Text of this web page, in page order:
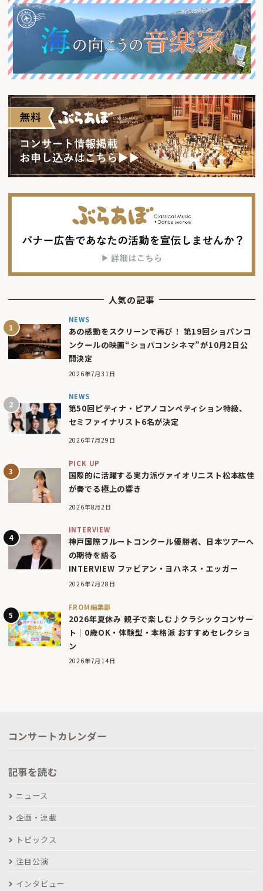
人気の記事
NEWS
あの感動をスクリーンで再び！ 第19回ショパンコ
ンクールの映画“ショパコンシネマ”が10月2日公
開決定
2026年7月31日
NEWS
第50回ピティナ・ピアノコンペティション特級、
セミファイナリスト6名が決定
2026年7月29日
PICK UP
国際的に活躍する実力派ヴァイオリニスト松本紘佳
が奏でる極上の響き
2026年8月2日
INTERVIEW
神戸国際フルートコンクール優勝者、日本ツアーへ
の期待を語る
INTERVIEW ファビアン・ヨハネス・エッガー
2026年7月28日
FROM編集部
2026年夏休み 親子で楽しむ♪クラシックコンサー
ト｜0歳OK・体験型・本格派 おすすめセレクショ
ン
2026年7月14日
コンサートカレンダー
記事を読む
ニュース
企画・連載
トピックス
注目公演
インタビュー